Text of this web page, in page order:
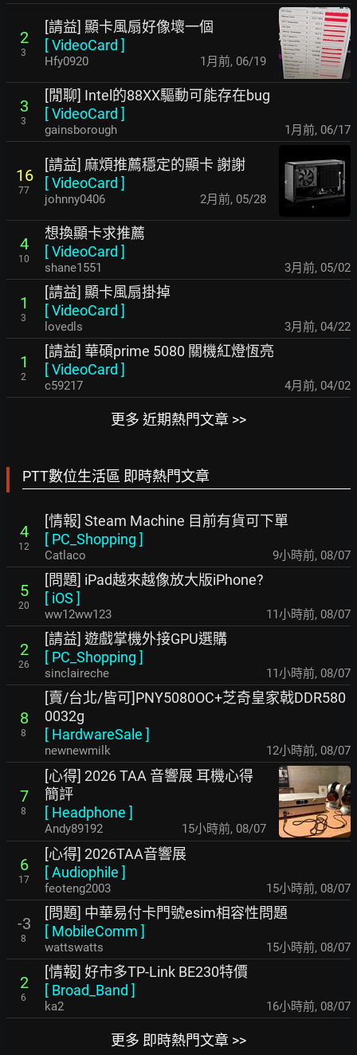
2
3
[請益] 顯卡風扇好像壞一個
[VideoCard ]
Hfy0920 1月前, 06/19
3
3
[閒聊] Intel的88XX驅動可能存在bug
[VideoCard ]
gainsborough 1月前, 06/17
16
77
[請益] 麻煩推薦穩定的顯卡 謝謝
[VideoCard ]
johnny0406 2月前, 05/28
4
10
想換顯卡求推薦
[VideoCard ]
shane1551 3月前, 05/02
1
3
[請益] 顯卡風扇掛掉
[VideoCard ]
lovedls 3月前, 04/22
1
2
[請益] 華碩prime 5080 關機紅燈恆亮
[VideoCard ]
c59217 4月前, 04/02
更多 近期熱門文章 >>
PTT數位生活區 即時熱門文章
4
12
[情報] Steam Machine 目前有貨可下單
[ PC_Shopping ]
Catlaco 9小時前, 08/07
5
20
[問題] iPad越來越像放大版iPhone?
[ iOS ]
ww12ww123 11小時前, 08/07
2
26
[請益] 遊戲掌機外接GPU選購
[ PC_Shopping ]
sinclaireche 11小時前, 08/07
8
8
[賣/台北/皆可]PNY5080OC+芝奇皇家戟DDR580
0032g
[ HardwareSale ]
newnewmilk 12小時前, 08/07
7
8
[心得] 2026 TAA 音響展 耳機心得
簡評
[ Headphone ]
Andy89192 15小時前, 08/07
6
17
[心得] 2026TAA音響展
[Audiophile ]
feoteng2003 15小時前, 08/07
-3
8
[問題] 中華易付卡門號esim相容性問題
[ MobileComm ]
wattswatts 15小時前, 08/07
2
6
[情報] 好市多TP-Link BE230特價
[ Broad_Band ]
ka2 16小時前, 08/07
更多 即時熱門文章 >>